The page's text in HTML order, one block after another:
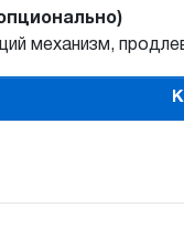
механизм,